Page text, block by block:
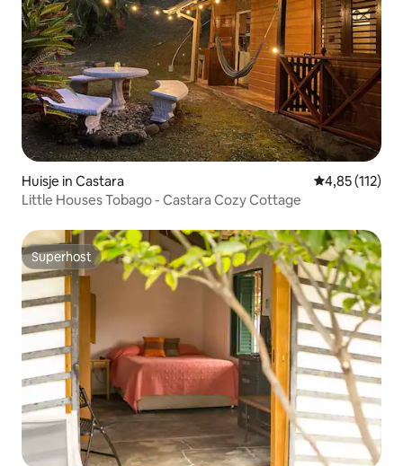
Huisje in Castara Gemiddelde
4,85 (112)
Little Houses Tobago - Castara Cozy Cottage
Superhost
Superhost